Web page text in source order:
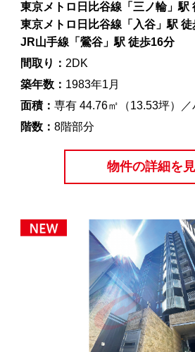
東京メトロ日比谷線「三ノ輪」駅
東京メトロ日比谷線「入谷」駅 徒
JR山手線「鶯谷」駅 徒歩16分
間取り： 2DK
築年数： 1983年1月
面積： 専有 44.76㎡（13.53坪）
階数： 8階部分
物件の詳細を